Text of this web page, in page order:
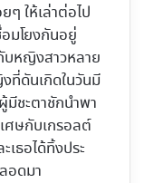
ให้เล่าต่อไป
มโยงกันอยู่
บหญิงสาวหลาย
ที่ดันเกิดในวันมี
มีชะตาชักนำพา
ศษกับเกรอลต์
ธอได้ทิ้งประ
อดมา